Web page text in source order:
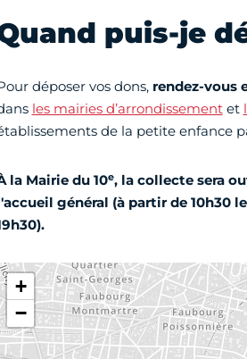
puis-je
déposer vos dons, rendez-vous
les mairies d’arrondissementet
de la petite enfance
la Mairie du 10e, la collecte sera
général (à partir de 10h30
+
−